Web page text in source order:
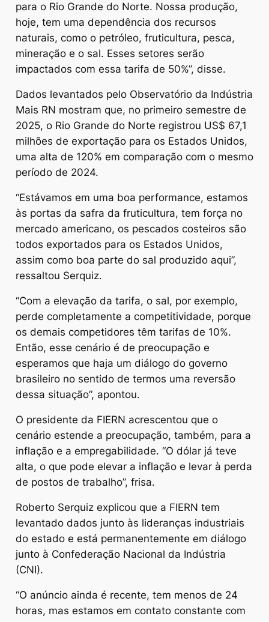
para o Rio Grande do Norte. Nossa produção,
hoje, tem uma dependência dos recursos
naturais, como o petróleo, fruticultura, pesca,
mineração e o sal. Esses setores serão
impactados com essa tarifa de 50%”, disse.
Dados levantados pelo Observatório da Indústria
Mais RN mostram que, no primeiro semestre de
2025, o Rio Grande do Norte registrou US$ 67,1
milhões de exportação para os Estados Unidos,
uma alta de 120% em comparação com o mesmo
período de 2024.
“Estávamos em uma boa performance, estamos
às portas da safra da fruticultura, tem força no
mercado americano, os pescados costeiros são
todos exportados para os Estados Unidos,
assim como boa parte do sal produzido aqui”,
ressaltou Serquiz.
“Com a elevação da tarifa, o sal, por exemplo,
perde completamente a competitividade, porque
os demais competidores têm tarifas de 10%.
Então, esse cenário é de preocupação e
esperamos que haja um diálogo do governo
brasileiro no sentido de termos uma reversão
dessa situação”, apontou.
O presidente da FIERN acrescentou que o
cenário estende a preocupação, também, para a
inflação e a empregabilidade. “O dólar já teve
alta, o que pode elevar a inflação e levar à perda
de postos de trabalho”, frisa.
Roberto Serquiz explicou que a FIERN tem
levantado dados junto às lideranças industriais
do estado e está permanentemente em diálogo
junto à Confederação Nacional da Indústria
(CNI).
“O anúncio ainda é recente, tem menos de 24
horas, mas estamos em contato constante com